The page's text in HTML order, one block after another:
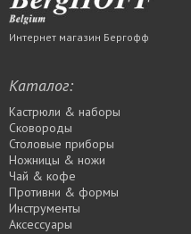
Интернет магазин Бергофф
Каталог:
Кастрюли & наборы
Сковороды
Столовые приборы
Ножницы & ножи
Чай & кофе
Противни & формы
Инструменты
Аксессуары